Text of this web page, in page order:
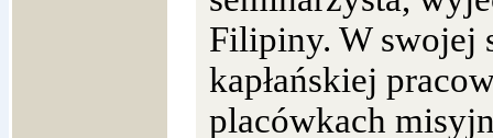
Filipiny. W swojej
kapłańskiej
placówkach